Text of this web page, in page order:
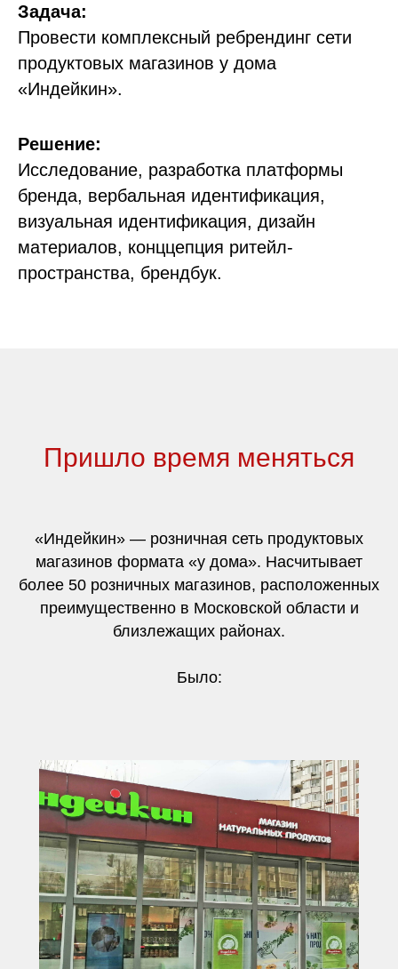
Задача:
Провести комплексный ребрендинг сети
продуктовых магазинов у дома
«Индейкин».
Решение:
Исследование, разработка платформы
бренда, вербальная идентификация,
визуальная идентификация, дизайн
материалов, конццепция ритейл-
пространства, брендбук.
Пришло время меняться
«Индейкин» — розничная сеть продуктовых
магазинов формата «у дома». Насчитывает
более 50 розничных магазинов, расположенных
преимущественно в Московской области и
близлежащих районах.
Было: